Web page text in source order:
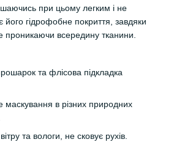
при цьому легким і не
гідрофобне покриття, завдяки
проникаючи всередину тканини.
та флісова підкладка
маскування в різних природних
та вологи, не сковує рухів.